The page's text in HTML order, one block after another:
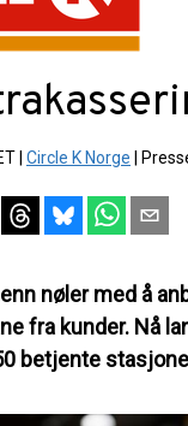
Circle K Norge
nøler med å
fra kunder. Nå
betjente